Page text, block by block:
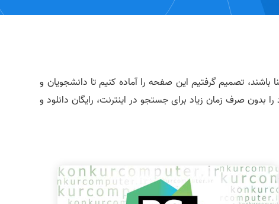
تصمیم گرفتیم این صفحه را آماده کنیم تا دانشجویان و
را بدون صرف زمان زیاد برای جستجو در اینترنت، رایگان دانلود و